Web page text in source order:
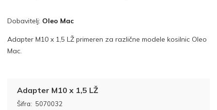
Dobavitelj: Oleo Mac
Adapter M10 x 1,5 LŽ primeren za različne modele kosilnic Oleo
Mac.
Šifra: 5070032
Adapter M10 x 1,5 LŽ